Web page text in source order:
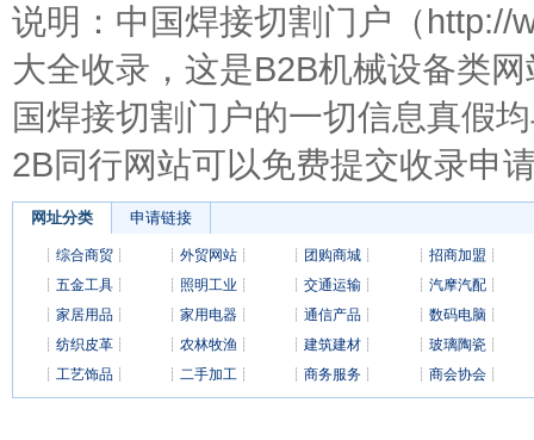
说明：中国焊接切割门户（http://
大全收录，这是B2B机械设备类
国焊接切割门户的一切信息真假
2B同行网站可以免费提交收录申
网址分类 申请链接
┊ 综合商贸 ┊ ┊ 外贸网站 ┊ ┊ 团购商城 ┊ ┊ 招商加盟 ┊
┊ 五金工具 ┊ ┊ 照明工业 ┊ ┊ 交通运输 ┊ ┊ 汽摩汽配┊
┊ 家居用品 ┊ ┊ 家用电器 ┊ ┊ 通信产品 ┊ ┊ 数码电脑 ┊
┊ 纺织皮革 ┊ ┊ 农林牧渔 ┊ ┊ 建筑建材 ┊ ┊ 玻璃陶瓷┊
┊ 工艺饰品 ┊ ┊ 二手加工 ┊ ┊ 商务服务 ┊ ┊ 商会协会┊